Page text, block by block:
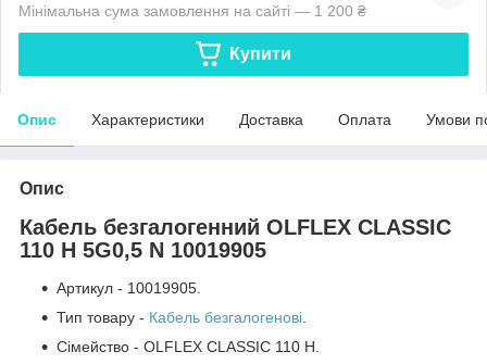
Мінімальна сума замовлення на сайті — 1 200 ₴
Купити
Опис Характеристики Доставка Оплата Умови
Опис
Кабель безгалогенний OLFLEX CLASSIC
110 H 5G0,5 N 10019905
Артикул - 10019905.
Тип товару - Кабель безгалогенові.
Сімейство - OLFLEX CLASSIC 110 H.